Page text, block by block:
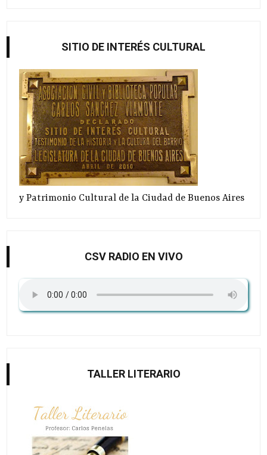
SITIO DE INTERÉS CULTURAL
y Patrimonio Cultural de la Ciudad de Buenos Aires
CSV RADIO EN VIVO
TALLER LITERARIO